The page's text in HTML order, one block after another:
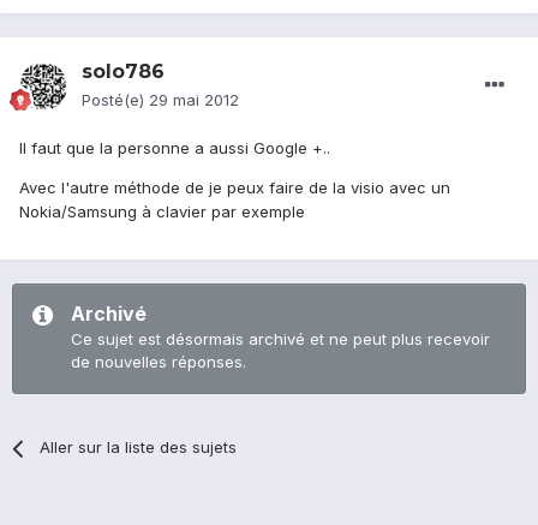
solo786
Posté(e) 29 mai 2012
Il faut que la personne a aussi Google +..
Avec l'autre méthode de je peux faire de la visio avec un
Nokia/Samsung à clavier par exemple
Archivé
Ce sujet est désormais archivé et ne peut plus recevoir
de nouvelles réponses.
Aller sur la liste des sujets